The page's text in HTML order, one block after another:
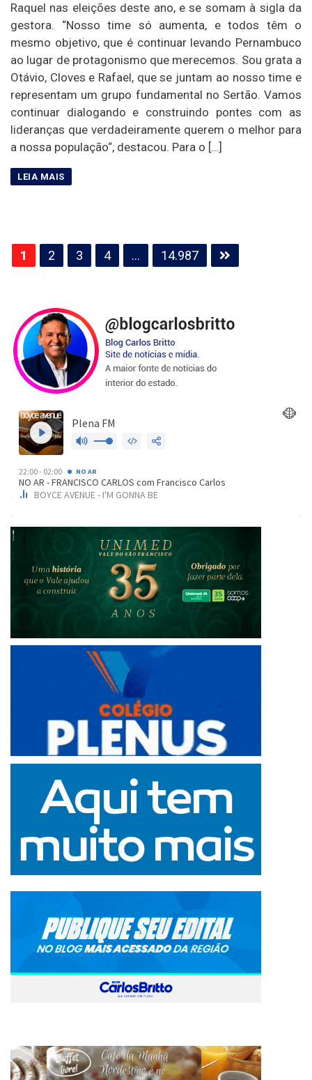
Raquel nas eleições deste ano, e se somam à sigla da
gestora. “Nosso time só aumenta, e todos têm o
mesmo objetivo, que é continuar levando Pernambuco
ao lugar de protagonismo que merecemos. Sou grata a
Otávio, Cloves e Rafael, que se juntam ao nosso time e
representam um grupo fundamental no Sertão. Vamos
continuar dialogando e construindo pontes com as
lideranças que verdadeiramente querem o melhor para
a nossa população“, destacou. Para o […]
Paginação
de
1 2 3 4 … 14.987